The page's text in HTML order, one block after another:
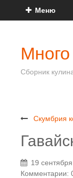
Меню
Сборник
Скумбрия
19 сентября
Комментарии: